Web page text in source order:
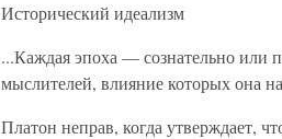
Исторический идеализм
...Каждая эпоха — сознательно или
мыслителей, влияние которых она
Платон неправ, когда утверждает,